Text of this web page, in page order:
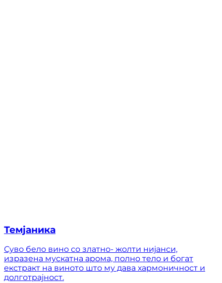
Темјаника
Суво бело вино со златно- жолти нијанси,
изразена мускатна арома, полно тело и богат
екстракт на виното што му дава хармоничност и
долготрајност.